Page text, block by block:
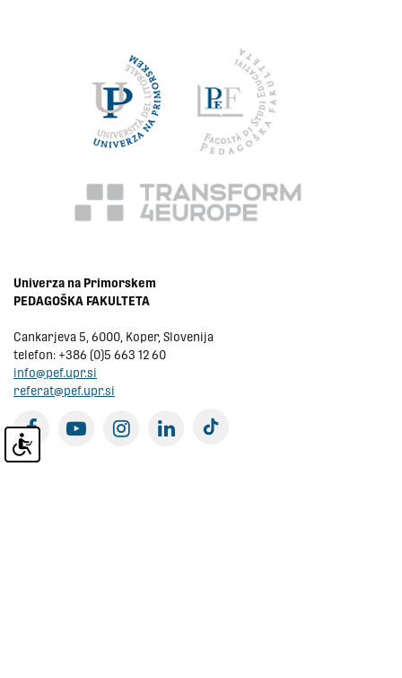
Univerza na Primorskem
PEDAGOŠKA FAKULTETA
Cankarjeva 5, 6000, Koper, Slovenija
telefon: +386 (0)5 663 12 60
info@pef.upr.si
referat@pef.upr.si
facebookyoutubeinstagramlinkedintiktok